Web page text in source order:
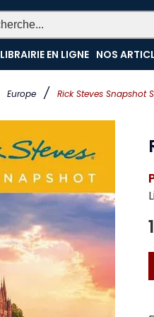
Europe / Rick Steves Snapshot
LIBRAIRIE EN LIGNE NOS